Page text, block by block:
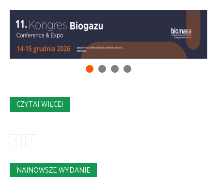
CZYTAJ WIĘCEJ
NAJNOWSZE WYDANIE